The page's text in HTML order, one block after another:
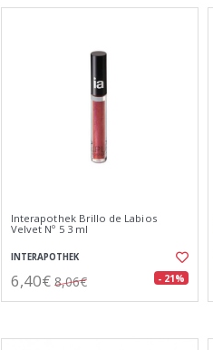
Interapothek Brillo de Labios
Velvet Nº 5 3 ml
INTERAPOTHEK
6,40€ 8,06€ - 21%